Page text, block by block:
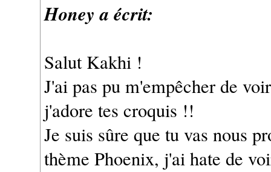
Honey a écrit:
Salut Kakhi !
J'ai pas pu m'empêcher de
j'adore tes croquis !!
Je suis sûre que tu vas nous
thème Phoenix, j'ai hate de